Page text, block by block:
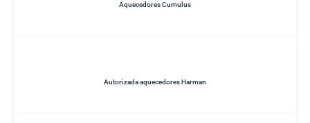
Aquecedores Cumulus
Autorizada aquecedores Harman